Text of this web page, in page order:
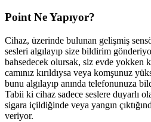
Point Ne Yapıyor?
Cihaz, üzerinde bulunan gelişmiş
sesleri algılayıp size bildirim
bahsedecek olursak, siz evde yokken
camınız kırıldıysa veya komşunuz
bunu algılayıp anında telefonunuza
Tabii ki cihaz sadece seslere duyarlı
sigara içildiğinde veya yangın
veriyor.